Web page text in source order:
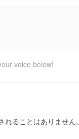
voice below!
ることはありません。